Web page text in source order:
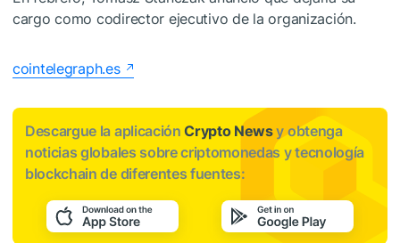
cargo como codirector ejecutivo de la organización.
cointelegraph.es
Descargue la aplicaciónCrypto Newsy obtenga
noticias globales sobre criptomonedas y tecnología
blockchain de diferentes fuentes: